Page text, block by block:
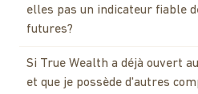
elles pas un indicateur fiable
futures?
Si True Wealth a déjà ouvert
et que je possède d'autres